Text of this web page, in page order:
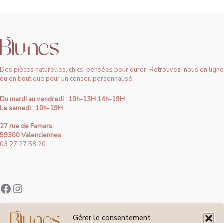
Gérer le consentement
Des pièces naturelles, chics, pensées pour durer. Retrouvez-nous en ligne
ou en boutique pour un conseil personnalisé.
Du mardi au vendredi : 10h-13H 14h-19H
Le samedi : 10h-19H
27 rue de Famars
59300 Valenciennes
03 27 27 58 20
Contact